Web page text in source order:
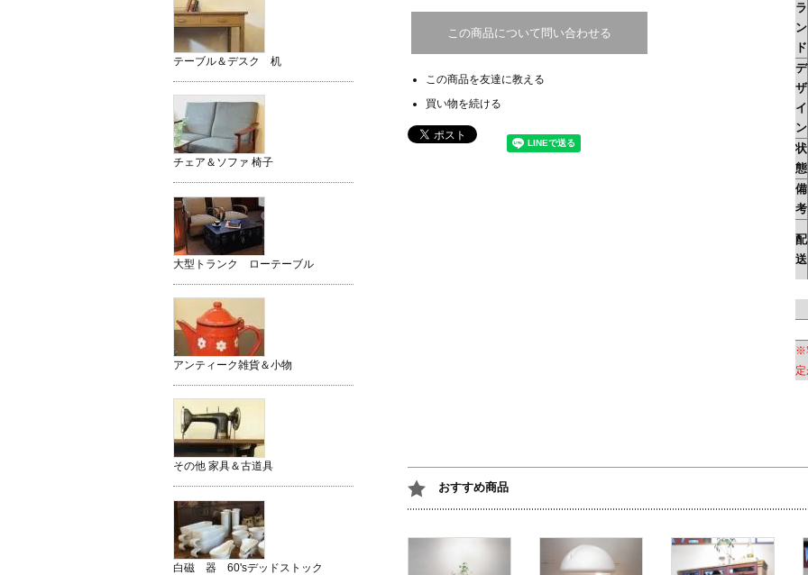
ラ
ン
ド
デ
ザ
イ
ン
状
態
備
考
配
送
※
定
この商品について問い合わせる
この商品を友達に教える
買い物を続ける
おすすめ商品
テーブル＆デスク 机
チェア＆ソファ 椅子
大型トランク ローテーブル
アンティーク雑貨＆小物
その他 家具＆古道具
白磁 器 60'sデッドストック